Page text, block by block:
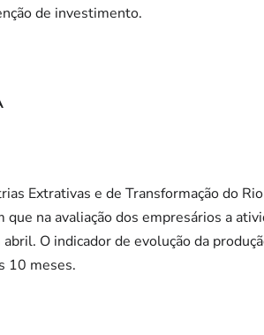
de investimento.
Extrativas e de Transformação do
na avaliação dos empresários a
O indicador de evolução da
10 meses.